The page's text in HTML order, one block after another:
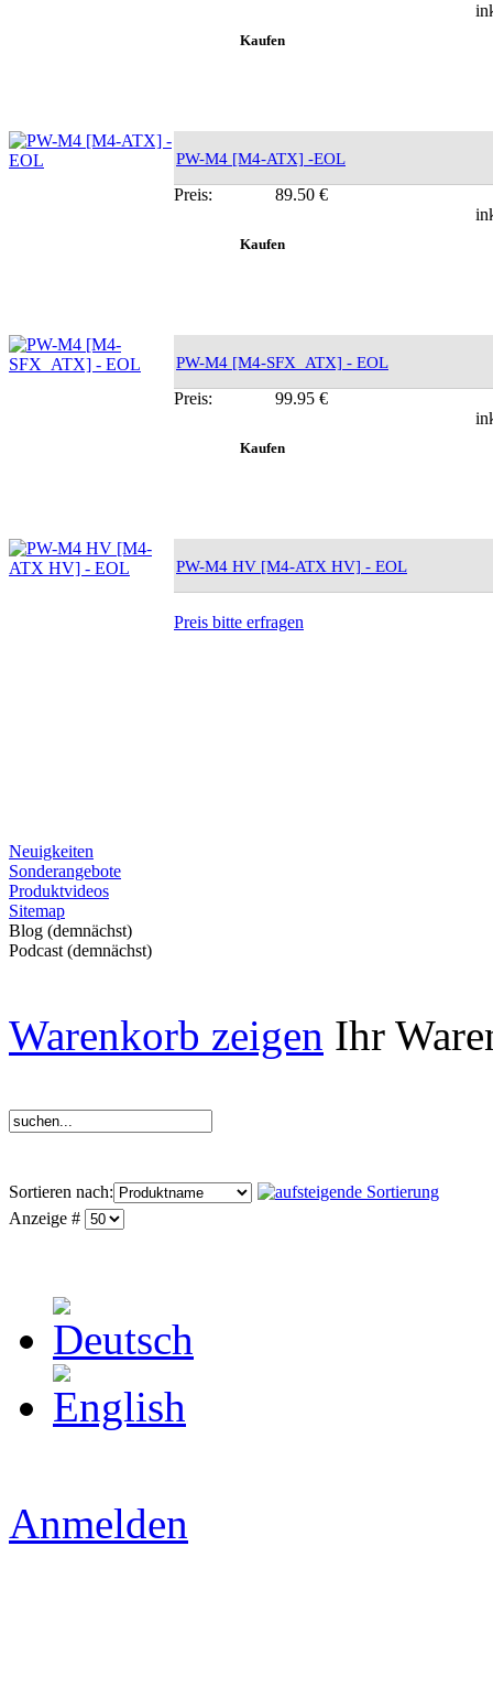
PW-M4 [M4-ATX] -EOL
Preis:
89.50 €
PW-M4 [M4-SFX_ATX] - EOL
Preis:
99.95 €
PW-M4 HV [M4-ATX HV] - EOL
Preis bitte erfragen
Neuigkeiten
Sonderangebote
Produktvideos
Sitemap
Blog (demnächst)
Podcast (demnächst)
Warenkorb zeigen Ihr
Sortieren nach:
Anzeige #
Anmelden